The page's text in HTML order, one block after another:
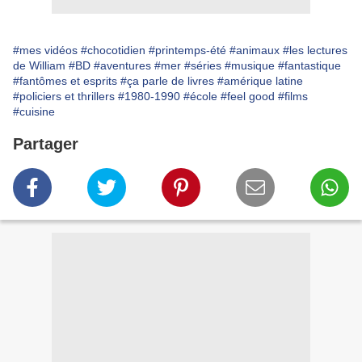
#mes vidéos #chocotidien #printemps-été #animaux #les lectures
de William #BD #aventures #mer #séries #musique #fantastique
#fantômes et esprits #ça parle de livres #amérique latine
#policiers et thrillers #1980-1990 #école #feel good #films
#cuisine
Partager